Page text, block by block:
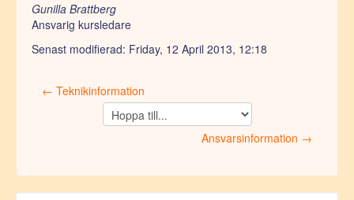
Gunilla Brattberg
Ansvarig kursledare
Senast modifierad: Friday, 12 April 2013, 12:18
← Teknikinformation
Hoppa
till...
Ansvarsinformation →